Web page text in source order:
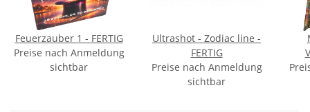
Feuerzauber 1 - FERTIG
Preise nach Anmeldung
sichtbar
Ultrashot - Zodiac line -
FERTIG
Preise nach Anmeldung
sichtbar